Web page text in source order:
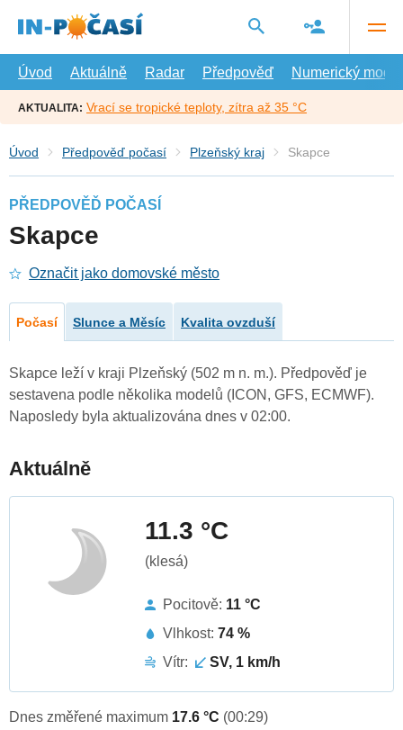
hlavní
Úvod
Aktuálně Radar Předpověď Numerický model
AKTUALITA: Vrací se tropické teploty, zítra až 35 °C
Úvod Předpověď počasí Plzeňský kraj Skapce
PŘEDPOVĚĎ POČASÍ
Skapce
Označit jako domovské město
Počasí Slunce a Měsíc Kvalita ovzduší
Skapce leží v kraji Plzeňský (502 m n. m.). Předpověď je
sestavena podle několika modelů (ICON, GFS, ECMWF).
Naposledy byla aktualizována dnes v 02:00.
Aktuálně
11.3 °C
(klesá)
Pocitově: 11 °C
Vlhkost: 74 %
Vítr:
SV, 1 km/h
Dnes změřené maximum 17.6 °C (00:29)